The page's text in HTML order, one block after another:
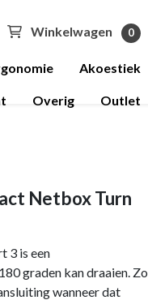
Winkelwagen 0
Akoestiek
Overig Outlet
Netbox Turn
3 is een
graden kan draaien. Zo
wanneer dat